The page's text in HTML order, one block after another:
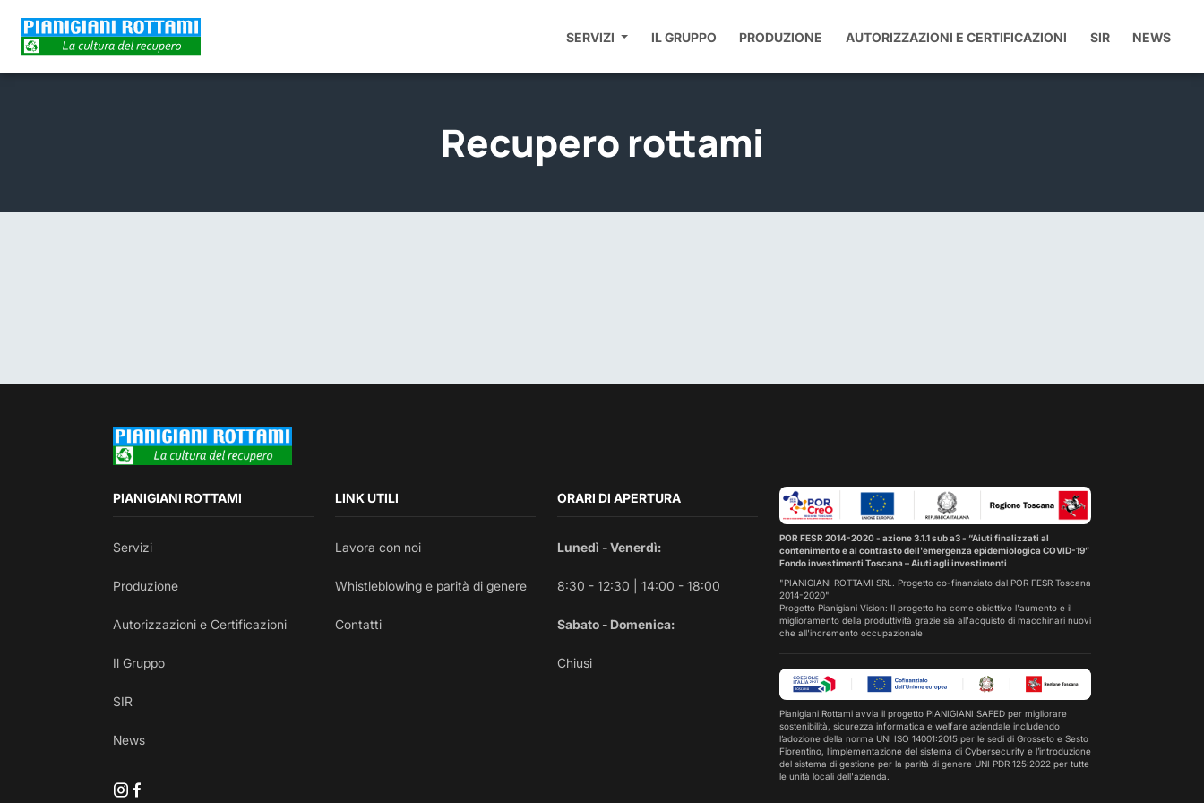
SERVIZI IL GRUPPO PRODUZIONE AUTORIZZAZIONI E CERTIFICAZIONI SIR NEWS
Recupero rottami
PIANIGIANI ROTTAMI
Servizi
Produzione
Autorizzazioni e Certificazioni
Il Gruppo
SIR
News
LINK UTILI
Lavora con noi
Whistleblowing e parità di genere
Contatti
ORARI DI APERTURA
Lunedì - Venerdì:
8:30 - 12:30 | 14:00 - 18:00
Sabato - Domenica:
Chiusi
POR FESR 2014-2020 - azione 3.1.1 sub a3 - “Aiuti finalizzati al
contenimento e al contrasto dell'emergenza epidemiologica COVID-19”
Fondo investimenti Toscana – Aiuti agli investimenti
"PIANIGIANI ROTTAMI SRL. Progetto co-finanziato dal POR FESR Toscana
2014-2020"
Progetto Pianigiani Vision: Il progetto ha come obiettivo l'aumento e il
miglioramento della produttività grazie sia all'acquisto di macchinari nuovi
che all'incremento occupazionale
Pianigiani Rottami avvia il progetto PIANIGIANI SAFED per migliorare
sostenibilità, sicurezza informatica e welfare aziendale includendo
l’adozione della norma UNI ISO 14001:2015 per le sedi di Grosseto e Sesto
Fiorentino, l’implementazione del sistema di Cybersecurity e l’introduzione
del sistema di gestione per la parità di genere UNI PDR 125:2022 per tutte
le unità locali dell'azienda.